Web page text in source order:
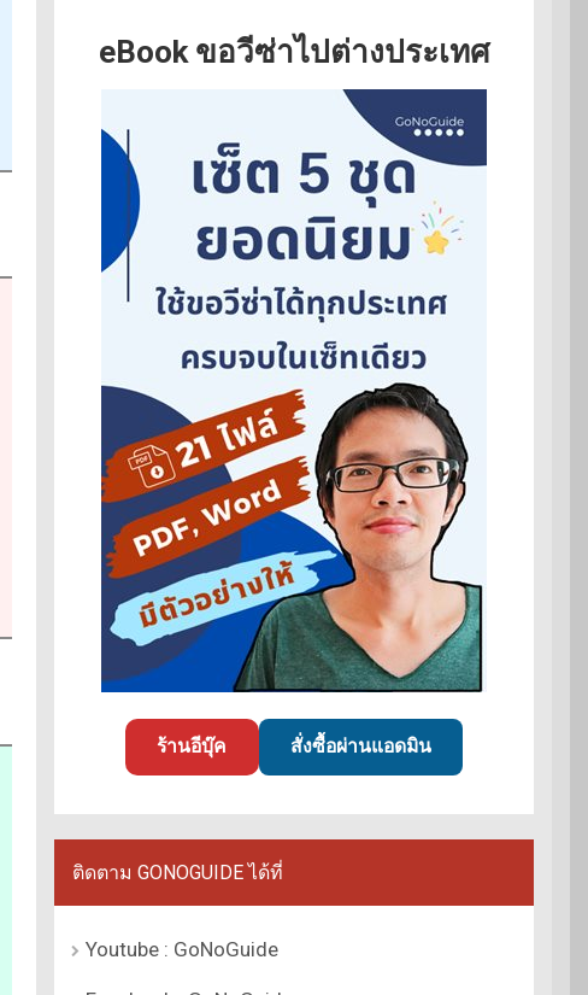
eBook ขอวีซ่าไปต่างประเทศ
ร้านอีบุ๊ค สั่งซื้อผ่านแอดมิน
ติดตาม GONOGUIDE ได้ที่
Youtube : GoNoGuide